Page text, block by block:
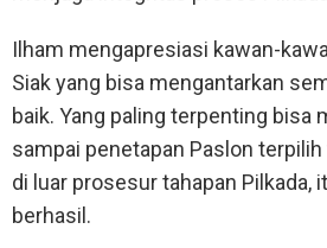
Ilham mengapresiasi kawan-
Siak yang bisa mengantarkan
baik. Yang paling terpenting bisa
sampai penetapan Paslon
di luar prosesur tahapan Pilkada,
berhasil.